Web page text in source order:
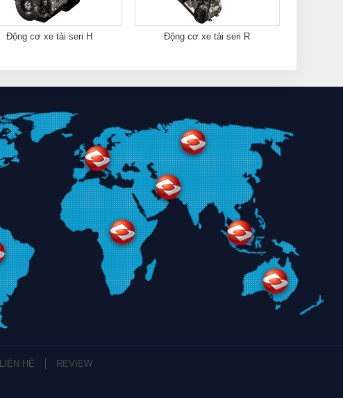
Động cơ xe tải seri H Động cơ xe tải seri R
LIÊN HỆ REVIEW